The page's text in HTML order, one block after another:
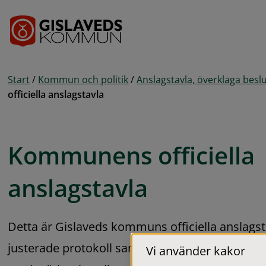
Start / Kommun och politik / Anslagstavla, överklaga
officiella anslagstavla
Kommunens officiella
anslagstavla
Detta är Gislaveds kommuns officiella
justerade protokoll samt kungörelser och
Vi använder kakor